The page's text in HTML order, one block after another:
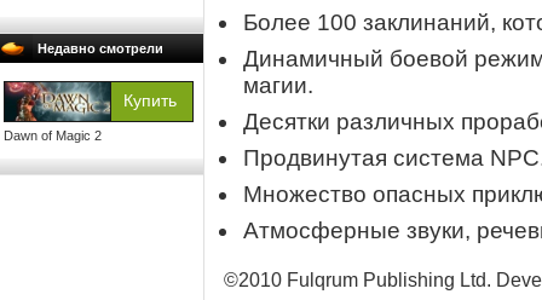
Недавно смотрели
Dawn of Magic 2
Более 100 заклинаний,
Динамичный боевой
магии.
Десятки различных
Продвинутая система
Множество опасных
Атмосферные звуки,
©2010 Fulqrum Publishing Ltd.